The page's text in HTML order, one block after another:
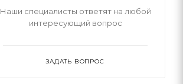
Наши специалисты ответят на любой
интересующий вопрос
ЗАДАТЬ ВОПРОС